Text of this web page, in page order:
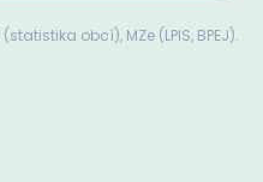
obcí), MZe (LPIS, BPEJ).